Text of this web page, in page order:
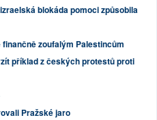
blokáda pomoci způsobila
zoufalým Palestincům
příklad z českých protestů proti
Pražské jaro